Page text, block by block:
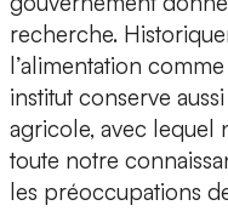
recherche.
l’alimentation
institut conserve
agricole, avec lequel
toute notre
les préoccupations